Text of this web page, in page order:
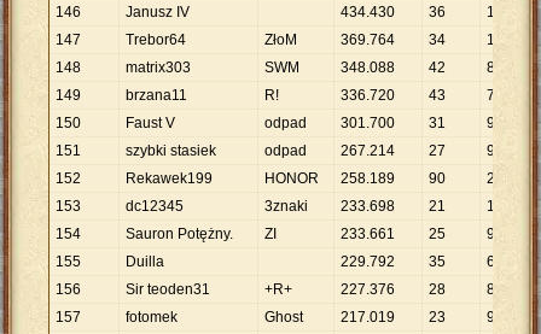
146
Janusz IV 434.430 36 12
147
Trebor64 ZłoM 369.764 34 10
148
matrix303 SWM 348.088 42 8
288
149
brzana11 R! 336.720 43 7
150
Faust V odpad 301.700 31 9 .732
151
szybki stasiek odpad 267.214 27 9
897
152
Rekawek199 HONOR 258.189 90 2
153
dc12345 3znaki 233.698 21 11
128
154
Sauron Potężny. ZI 233.661 25 9 346
155
Duilla 229.792 35 6
156
Sir teoden31 +R+ 227.376 28 8 .121
157
fotomek Ghost 217.019 23 9